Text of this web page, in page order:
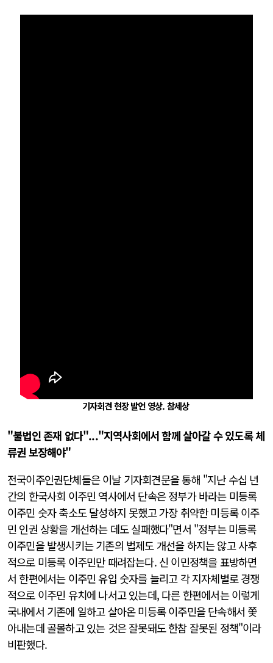
기자회견 현장 발언 영상. 참세상
"불법인 존재 없다"..."지역사회에서 함께 살아갈 수 있도록 체
류권 보장해야"
전국이주인권단체들은 이날 기자회견문을 통해 "지난 수십 년
간의 한국사회 이주민 역사에서 단속은 정부가 바라는 미등록
이주민 숫자 축소도 달성하지 못했고 가장 취약한 미등록 이주
민 인권 상황을 개선하는 데도 실패했다"면서 "정부는 미등록
이주민을 발생시키는 기존의 법제도 개선을 하지는 않고 사후
적으로 미등록 이주민만 때려잡는다. 신 이민정책을 표방하면
서 한편에서는 이주민 유입 숫자를 늘리고 각 지자체별로 경쟁
적으로 이주민 유치에 나서고 있는데, 다른 한편에서는 이렇게
국내에서 기존에 일하고 살아온 미등록 이주민을 단속해서 쫓
아내는데 골몰하고 있는 것은 잘못돼도 한참 잘못된 정책"이라
비판했다.